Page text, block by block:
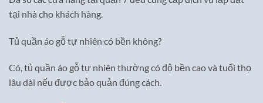
tại nhà cho khách hàng.
Tủ quần áo gỗ tự nhiên có bền không?
Có, tủ quần áo gỗ tự nhiên thường có độ bền cao và tuổi thọ
lâu dài nếu được bảo quản đúng cách.